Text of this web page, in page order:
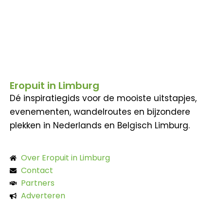
Eropuit in Limburg
Dé inspiratiegids voor de mooiste uitstapjes,
evenementen, wandelroutes en bijzondere
plekken in Nederlands en Belgisch Limburg.
Over Eropuit in Limburg
Contact
Partners
Adverteren